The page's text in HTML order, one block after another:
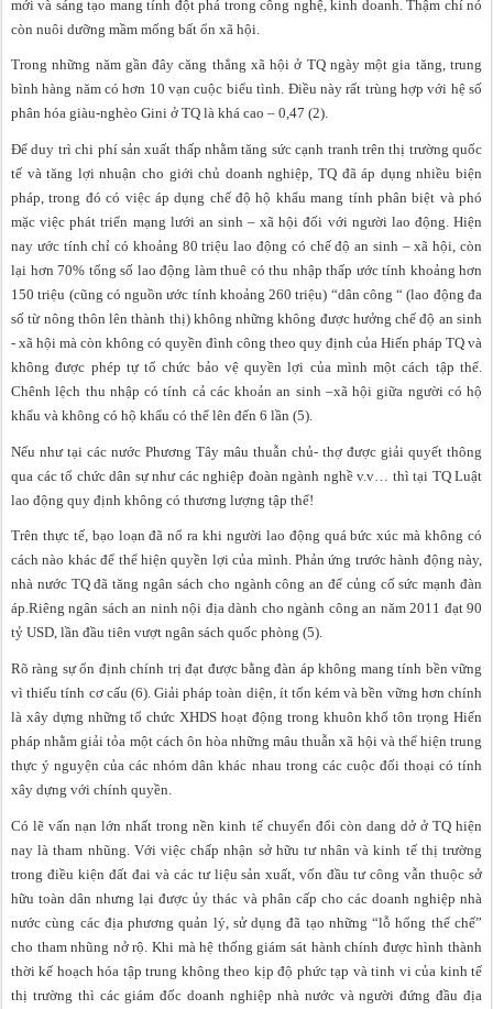
mới và sáng tạo mang tính đột phá trong công nghệ, kinh doanh. Thậm chí nó
còn nuôi dưỡng mầm mống bất ổn xã hội.
Trong những năm gần đây căng thẳng xã hội ở TQ ngày một gia tăng, trung
bình hàng năm có hơn 10 vạn cuộc biểu tình. Điều này rất trùng hợp với hệ số
phân hóa giàu-nghèo Gini ở TQ là khá cao – 0,47 (2).
Để duy trì chi phí sản xuất thấp nhằm tăng sức cạnh tranh trên thị trường quốc
tế và tăng lợi nhuận cho giới chủ doanh nghiệp, TQ đã áp dụng nhiều biện
pháp, trong đó có việc áp dụng chế độ hộ khẩu mang tính phân biệt và phó
mặc việc phát triển mạng lưới an sinh – xã hội đối với người lao động. Hiện
nay ước tính chỉ có khoảng 80 triệu lao động có chế độ an sinh – xã hội, còn
lại hơn 70% tổng số lao động làm thuê có thu nhập thấp ước tính khoảng hơn
150 triệu (cũng có nguồn ước tính khoảng 260 triệu) “dân công “ (lao động đa
số từ nông thôn lên thành thị) không những không được hưởng chế độ an sinh
- xã hội mà còn không có quyền đình công theo quy định của Hiến pháp TQ và
không được phép tự tổ chức bảo vệ quyền lợi của mình một cách tập thể.
Chênh lệch thu nhập có tính cả các khoản an sinh –xã hội giữa người có hộ
khẩu và không có hộ khẩu có thể lên đến 6 lần (5).
Nếu như tại các nước Phương Tây mâu thuẫn chủ- thợ được giải quyết thông
qua các tổ chức dân sự như các nghiệp đoàn ngành nghề v.v… thì tại TQ Luật
lao động quy định không có thương lượng tập thể!
Trên thực tế, bạo loạn đã nổ ra khi người lao động quá bức xúc mà không có
cách nào khác để thể hiện quyền lợi của mình. Phản ứng trước hành động này,
nhà nước TQ đã tăng ngân sách cho ngành công an để củng cố sức mạnh đàn
áp.Riêng ngân sách an ninh nội địa dành cho ngành công an năm 2011 đạt 90
tỷ USD, lần đầu tiên vượt ngân sách quốc phòng (5).
Rõ ràng sự ổn định chính trị đạt được bằng đàn áp không mang tính bền vững
vì thiếu tính cơ cấu (6). Giải pháp toàn diện, ít tốn kém và bền vững hơn chính
là xây dựng những tổ chức XHDS hoạt động trong khuôn khổ tôn trọng Hiến
pháp nhằm giải tỏa một cách ôn hòa những mâu thuẫn xã hội và thể hiện trung
thực ý nguyện của các nhóm dân khác nhau trong các cuộc đối thoại có tính
xây dựng với chính quyền.
Có lẽ vấn nạn lớn nhất trong nền kinh tế chuyển đổi còn dang dở ở TQ hiện
nay là tham nhũng. Với việc chấp nhận sở hữu tư nhân và kinh tế thị trường
trong điều kiện đất đai và các tư liệu sản xuất, vốn đầu tư công vẫn thuộc sở
hữu toàn dân nhưng lại được ủy thác và phân cấp cho các doanh nghiệp nhà
nước cùng các địa phương quản lý, sử dụng đã tạo những “lỗ hổng thể chế”
cho tham nhũng nở rộ. Khi mà hệ thống giám sát hành chính được hình thành
thời kế hoạch hóa tập trung không theo kịp độ phức tạp và tinh vi của kinh tế
thị trường thì các giám đốc doanh nghiệp nhà nước và người đứng đầu địa